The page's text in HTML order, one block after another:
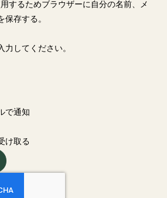
するためブラウザーに自分の名前、メ
存する。
力してください。
で通知
け取る